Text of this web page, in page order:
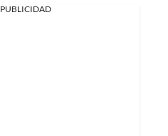
PUBLICIDAD